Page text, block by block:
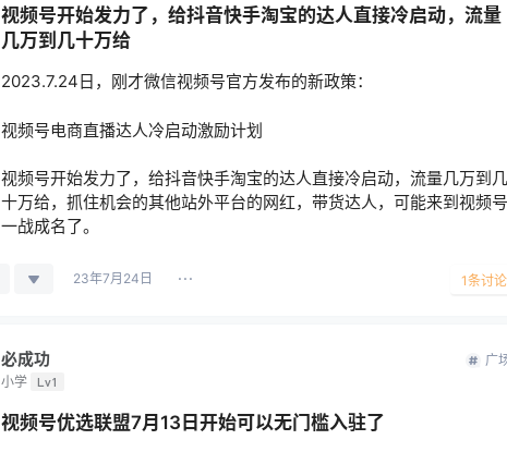
视频号开始发力了，给抖音快手淘宝的达人直接冷启动，流量
几万到几十万给
2023.7.24日，刚才微信视频号官方发布的新政策：
视频号电商直播达人冷启动激励计划
视频号开始发力了，给抖音快手淘宝的达人直接冷启动，流量几万到几
十万给，抓住机会的其他站外平台的网红，带货达人，可能来到视频号
一战成名了。
23年7月24日 1条讨论
必成功
小学 Lv1
广
视频号优选联盟7月13日开始可以无门槛入驻了